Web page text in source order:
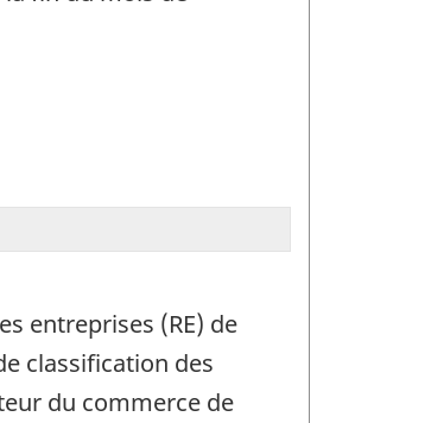
entreprises (RE) de
classification des
du commerce de